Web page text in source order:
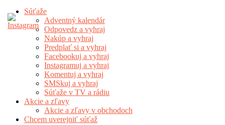
Súťaže
Adventný kalendár
Odpovedz a vyhraj
Nakúp a vyhraj
Predplať si a vyhraj
Facebookuj a vyhraj
Instagramuj a vyhraj
Komentuj a vyhraj
SMSkuj a vyhraj
Súťaže v TV a rádiu
Akcie a zľavy
Akcie a zľavy v obchodoch
Chcem uverejniť súťaž